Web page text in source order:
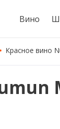
Вино
Красное вино